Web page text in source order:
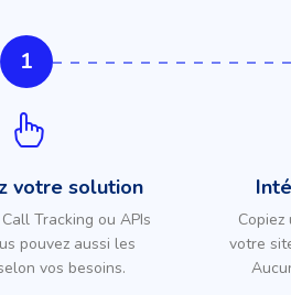
1
votre solution
Tracking ou APIs
pouvez aussi les
vos besoins.
votre